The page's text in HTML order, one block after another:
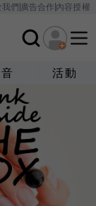
們廣告合作內容授權
活動